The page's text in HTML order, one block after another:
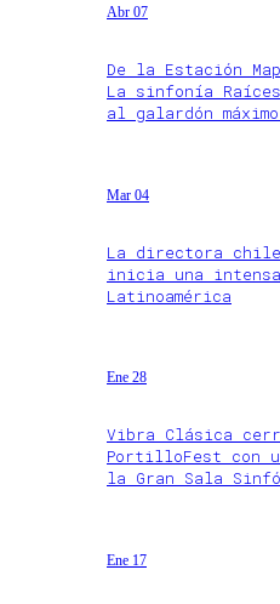
Abr 07
De la Estación
La sinfonía
al galardón
Mar 04
La directora
inicia una
Latinoamérica
Ene 28
Vibra Clásica
PortilloFest con
la Gran Sala
Ene 17